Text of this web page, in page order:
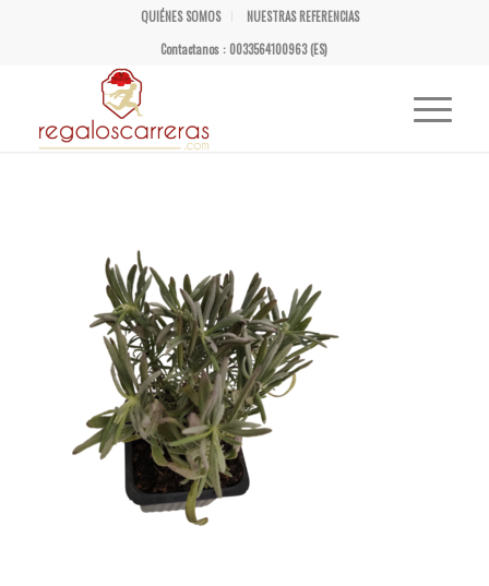
QUIÉNES SOMOS
NUESTRAS REFERENCIAS
Contactanos : 0033564100963 (ES)